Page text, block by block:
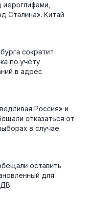
иероглифами,
Сталина». Китай
сократит
по учёту
в адрес
Россия» и
отказаться от
в случае
оставить
для